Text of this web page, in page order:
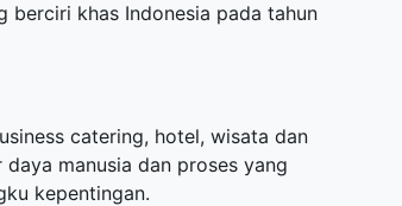
berciri khas Indonesia pada tahun
catering, hotel, wisata dan
manusia dan proses yang
kepentingan.